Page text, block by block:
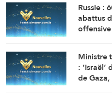
Russie :
abattus
Ministre
:
de